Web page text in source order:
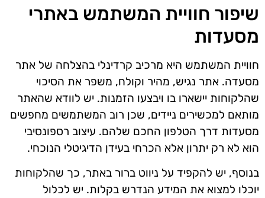
שיפור חוויית המשתמש באתרי
מסעדות
חוויית המשתמש היא מרכיב קרדינלי בהצלחה של אתר
מסעדה. אתר נגיש, מהיר וקולח, משפר את הסיכוי
שהלקוחות יישארו בו ויבצעו הזמנות. יש לוודא שהאתר
מותאם למכשירים ניידים, שכן רוב המשתמשים מחפשים
מסעדות דרך הטלפון החכם שלהם. עיצוב רספונסיבי
הוא לא רק יתרון אלא הכרחי בעידן הדיגיטלי הנוכחי.
בנוסף, יש להקפיד על ניווט ברור באתר, כך שהלקוחות
יוכלו למצוא את המידע הנדרש בקלות. יש לכלול